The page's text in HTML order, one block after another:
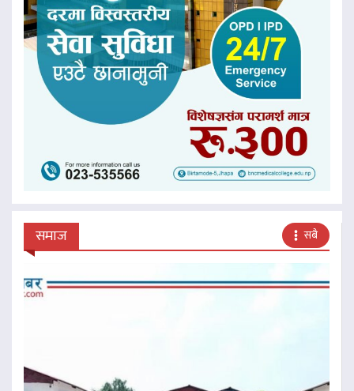
समाज सबै